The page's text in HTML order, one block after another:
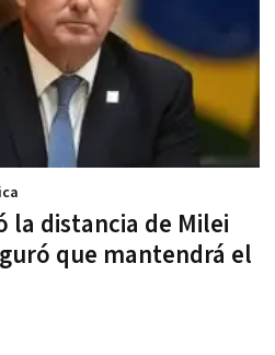
la distancia de Milei
que mantendrá el